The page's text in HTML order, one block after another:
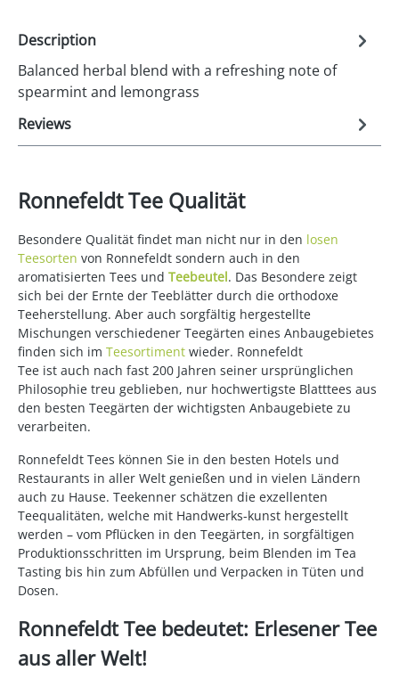
Description
Balanced herbal blend with a refreshing note of
spearmint and lemongrass
Reviews
Ronnefeldt Tee Qualität
Besondere Qualität findet man nicht nur in den losen
Teesorten von Ronnefeldt sondern auch in den
aromatisierten Tees und Teebeutel. Das Besondere zeigt
sich bei der Ernte der Teeblätter durch die orthodoxe
Teeherstellung. Aber auch sorgfältig hergestellte
Mischungen verschiedener Teegärten eines Anbaugebietes
finden sich im Teesortiment wieder. Ronnefeldt
Tee ist auch nach fast 200 Jahren seiner ursprünglichen
Philosophie treu geblieben, nur hochwertigste Blatttees aus
den besten Teegärten der wichtigsten Anbaugebiete zu
verarbeiten.
Ronnefeldt Tees können Sie in den besten Hotels und
Restaurants in aller Welt genießen und in vielen Ländern
auch zu Hause. Teekenner schätzen die exzellenten
Teequalitäten, welche mit Handwerks-kunst hergestellt
werden – vom Pflücken in den Teegärten, in sorgfältigen
Produktionsschritten im Ursprung, beim Blenden im Tea
Tasting bis hin zum Abfüllen und Verpacken in Tüten und
Dosen.
Ronnefeldt Tee bedeutet: Erlesener Tee
aus aller Welt!